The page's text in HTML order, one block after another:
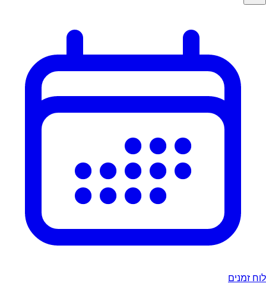
לוח זמנים